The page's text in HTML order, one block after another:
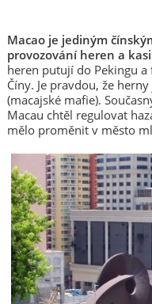
Macao je jediným
provozování heren a
heren putují do Pekingu
Číny. Je pravdou, že
(macajské mafie).
Macau chtěl regulovat
mělo proměnit v město